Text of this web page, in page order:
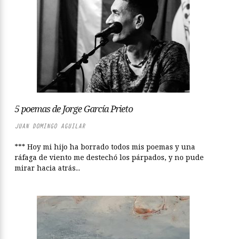
5 poemas de Jorge García Prieto
JUAN DOMINGO AGUILAR
*** Hoy mi hijo ha borrado todos mis poemas y una
ráfaga de viento me destechó los párpados, y no pude
mirar hacia atrás...